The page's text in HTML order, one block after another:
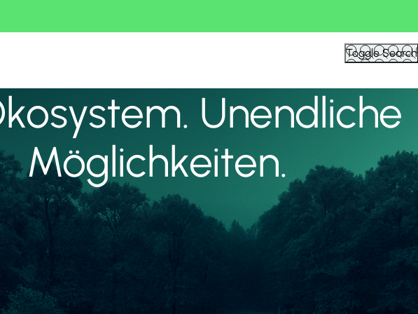
Toggle Search
Unendliche
Möglichkeiten.